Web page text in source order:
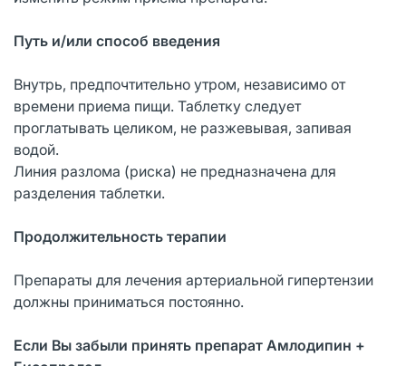
Путь и/или способ введения
Внутрь, предпочтительно утром, независимо от
времени приема пищи. Таблетку следует
проглатывать целиком, не разжевывая, запивая
водой.
Линия разлома (риска) не предназначена для
разделения таблетки.
Продолжительность терапии
Препараты для лечения артериальной гипертензии
должны приниматься постоянно.
Если Вы забыли принять препарат Амлодипин +